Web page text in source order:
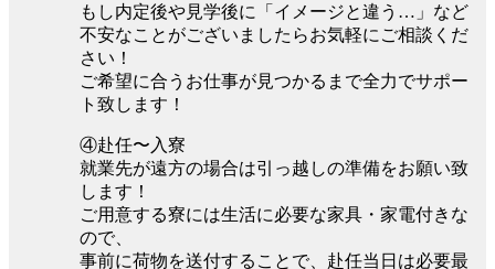
もし内定後や見学後に「イメージと違う…」など
不安なことがございましたらお気軽にご相談くだ
さい！
ご希望に合うお仕事が見つかるまで全力でサポー
ト致します！
④赴任〜入寮
就業先が遠方の場合は引っ越しの準備をお願い致
します！
ご用意する寮には生活に必要な家具・家電付きな
ので、
事前に荷物を送付することで、赴任当日は必要最